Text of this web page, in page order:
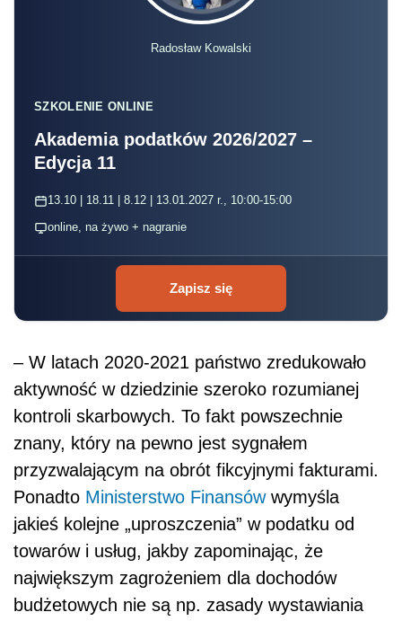
Radosław Kowalski
SZKOLENIE ONLINE
Akademia podatków 2026/2027 –
Edycja 11
13.10 | 18.11 | 8.12 | 13.01.2027 r., 10:00-15:00
online, na żywo + nagranie
Zapisz się
– W latach 2020-2021 państwo zredukowało
aktywność w dziedzinie szeroko rozumianej
kontroli skarbowych. To fakt powszechnie
znany, który na pewno jest sygnałem
przyzwalającym na obrót fikcyjnymi fakturami.
Ponadto Ministerstwo Finansówwymyśla
jakieś kolejne „uproszczenia” w podatku od
towarów i usług, jakby zapominając, że
największym zagrożeniem dla dochodów
budżetowych nie są np. zasady wystawiania